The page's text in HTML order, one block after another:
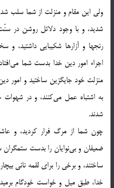
ولی این مقام و منزلت از شما سلب
شدید، و با وجود دلائل روشن در
رنجها و آزارها شکیبایی داشتید، و
اجراء امور دین خدا بدست شما
منزلت خود جایگزین ساختید و امور
به اشتباه عمل می‌کنند، و در شهوات
شدند.
چون شما از مرگ فرار کردید، و
ضعیفان و بی‌نوایان را بدست ستمگران
ساختند، و برخی را برای لقمه نانی
خدا، طبق میل و خواست خودگام